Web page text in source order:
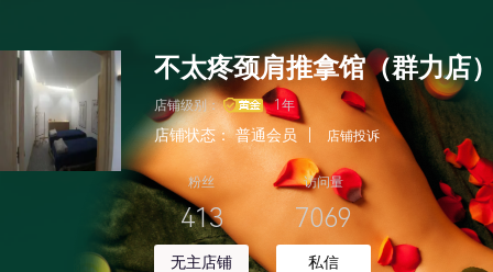
不太疼颈肩推拿馆（群力店
店铺级别： 1年
店铺状态：普通会员 店铺投诉
粉丝
413
无主店铺
访问量
7069
私信